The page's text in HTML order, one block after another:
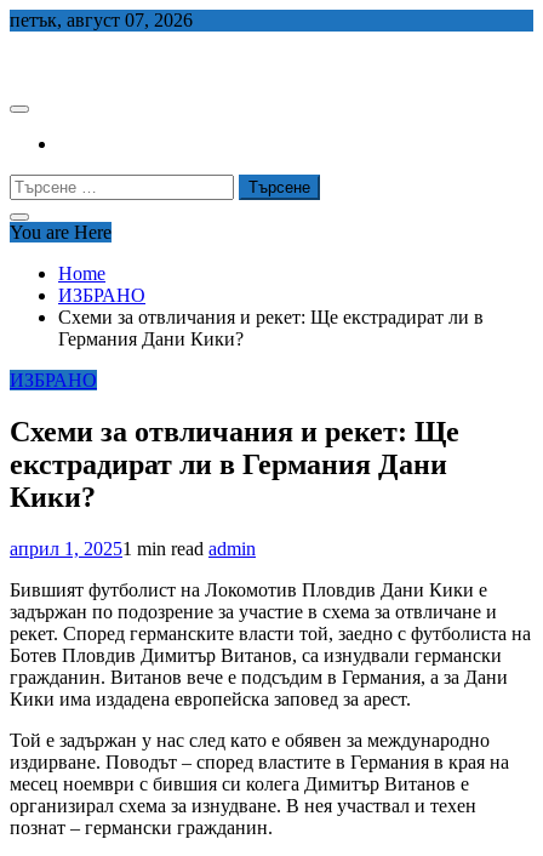
Skip
петък, август 07, 2026
Търсене
за:
You are Here
Home
ИЗБРАНО
Схеми за отвличания и рекет: Ще екстрадират ли в
Германия Дани Кики?
ИЗБРАНО
Схеми за отвличания и рекет: Ще
екстрадират ли в Германия Дани
Кики?
април 1, 20251 min read admin
Бившият футболист на Локомотив Пловдив Дани Кики е
задържан по подозрение за участие в схема за отвличане и
рекет. Според германските власти той, заедно с футболиста на
Ботев Пловдив Димитър Витанов, са изнудвали германски
гражданин. Витанов вече е подсъдим в Германия, а за Дани
Кики има издадена европейска заповед за арест.
Той е задържан у нас след като е обявен за международно
издирване. Поводът – според властите в Германия в края на
месец ноември с бившия си колега Димитър Витанов е
организирал схема за изнудване. В нея участвал и техен
познат – германски гражданин.